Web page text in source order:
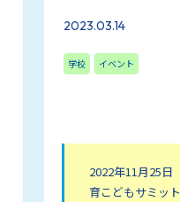
2023.03.14
学校 イベント
2022年11月25日
育こどもサミッ